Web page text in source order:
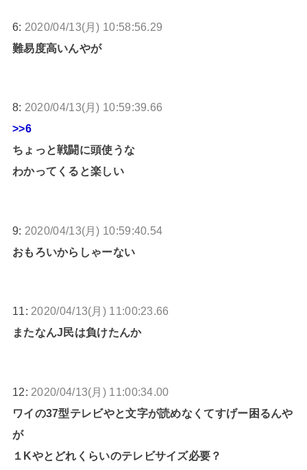
6: 2020/04/13(月) 10:58:56.29
難易度高いんやが
8: 2020/04/13(月) 10:59:39.66
>>6
ちょっと戦闘に頭使うな
わかってくると楽しい
9: 2020/04/13(月) 10:59:40.54
おもろいからしゃーない
11: 2020/04/13(月) 11:00:23.66
またなんJ民は負けたんか
12: 2020/04/13(月) 11:00:34.00
ワイの37型テレビやと文字が読めなくてすげー困るんや
が
１Kやとどれくらいのテレビサイズ必要？